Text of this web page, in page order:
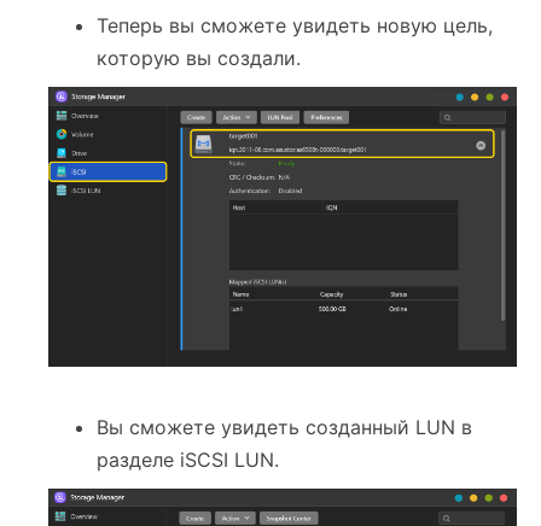
Теперь вы сможете увидеть новую цель,
которую вы создали.
Вы сможете увидеть созданный LUN в
разделе iSCSI LUN.